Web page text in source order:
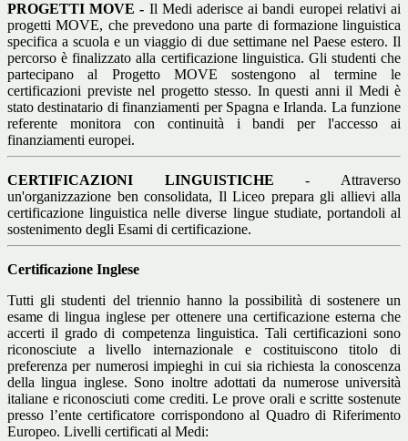
PROGETTI MOVE - Il Medi aderisce ai bandi europei relativi ai
progetti MOVE, che prevedono una parte di formazione linguistica
specifica a scuola e un viaggio di due settimane nel Paese estero. Il
percorso è finalizzato alla certificazione linguistica. Gli studenti che
partecipano al Progetto MOVE sostengono al termine le
certificazioni previste nel progetto stesso. In questi anni il Medi è
stato destinatario di finanziamenti per Spagna e Irlanda. La funzione
referente monitora con continuità i bandi per l'accesso ai
finanziamenti europei.
CERTIFICAZIONI LINGUISTICHE - Attraverso
un'organizzazione ben consolidata, Il Liceo prepara gli allievi alla
certificazione linguistica nelle diverse lingue studiate, portandoli al
sostenimento degli Esami di certificazione.
Certificazione Inglese
Tutti gli studenti del triennio hanno la possibilità di sostenere un
esame di lingua inglese per ottenere una certificazione esterna che
accerti il grado di competenza linguistica. Tali certificazioni sono
riconosciute a livello internazionale e costituiscono titolo di
preferenza per numerosi impieghi in cui sia richiesta la conoscenza
della lingua inglese. Sono inoltre adottati da numerose università
italiane e riconosciuti come crediti. Le prove orali e scritte sostenute
presso l’ente certificatore corrispondono al Quadro di Riferimento
Europeo. Livelli certificati al Medi: